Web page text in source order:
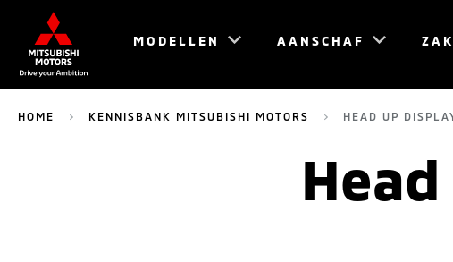
MODELLEN AANSCHAF
HOME KENNISBANK MITSUBISHI MOTORS HEAD UP